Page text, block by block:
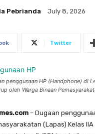
Pebrianda July 8, 2026
Twitter
penggunaan HP (Handphone) di
oleh Warga Binaan
– Dugaan
(Lapas) Kelas IIA